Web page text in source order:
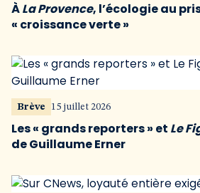
ÀLa Provence, l’écologie au
« croissance verte »
Brève 15 juillet 2026
Les « grands reporters » et Le
de Guillaume Erner